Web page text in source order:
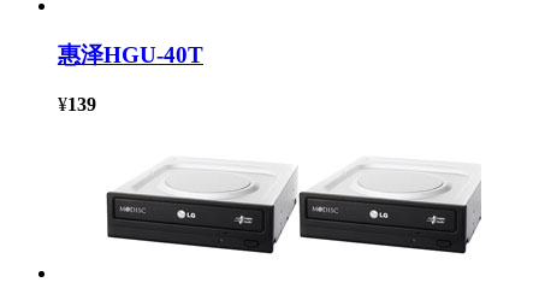
惠泽HGU-40T
¥139